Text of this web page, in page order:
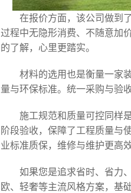
在报价方面，该公司做到
过程中无隐形消费、不随意加
的了解，心里更踏实。
材料的选用也是衡量一家
量与环保标准。统一采购与验
施工规范和质量可控同样
阶段验收，保障了工程质量与
业标准质保，维修与维护更高
如果您是追求省时、省力
欧、轻奢等主流风格方案，基